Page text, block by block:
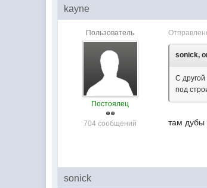
kayne
Пользователь
Постоялец
704 сообщений
sonick,
С
под
там дубы
sonick